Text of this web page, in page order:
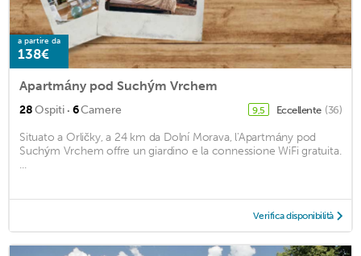
a partire da
138€
Apartmány pod Suchým Vrchem
28Ospiti · 6Camere 9,5 Eccellente (36)
Situato a Orličky, a 24 km da Dolní Morava, l'Apartmány pod
Suchým Vrchem offre un giardino e la connessione WiFi gratuita.
...
Verifica disponibilità